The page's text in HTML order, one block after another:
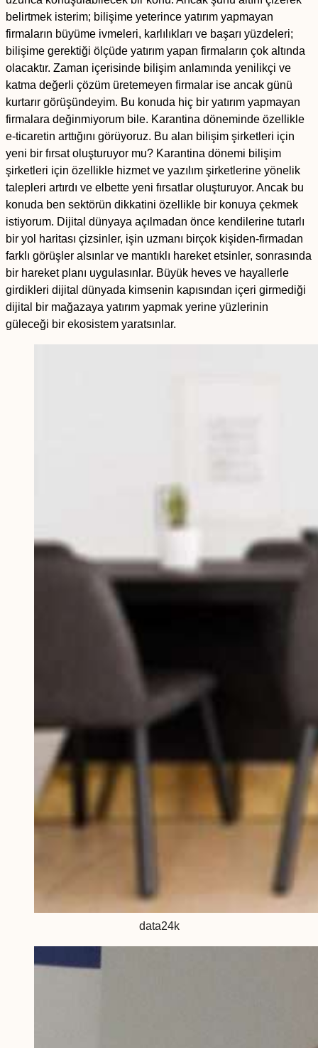
belirtmek isterim; bilişime yeterince yatırım yapmayan
firmaların büyüme ivmeleri, karlılıkları ve başarı yüzdeleri;
bilişime gerektiği ölçüde yatırım yapan firmaların çok altında
olacaktır. Zaman içerisinde bilişim anlamında yenilikçi ve
katma değerli çözüm üretemeyen firmalar ise ancak günü
kurtarır görüşündeyim. Bu konuda hiç bir yatırım yapmayan
firmalara değinmiyorum bile. Karantina döneminde özellikle
e-ticaretin arttığını görüyoruz. Bu alan bilişim şirketleri için
yeni bir fırsat oluşturuyor mu? Karantina dönemi bilişim
şirketleri için özellikle hizmet ve yazılım şirketlerine yönelik
talepleri artırdı ve elbette yeni fırsatlar oluşturuyor. Ancak bu
konuda ben sektörün dikkatini özellikle bir konuya çekmek
istiyorum. Dijital dünyaya açılmadan önce kendilerine tutarlı
bir yol haritası çizsinler, işin uzmanı birçok kişiden-firmadan
farklı görüşler alsınlar ve mantıklı hareket etsinler, sonrasında
bir hareket planı uygulasınlar. Büyük heves ve hayallerle
girdikleri dijital dünyada kimsenin kapısından içeri girmediği
dijital bir mağazaya yatırım yapmak yerine yüzlerinin
güleceği bir ekosistem yaratsınlar.
data24k